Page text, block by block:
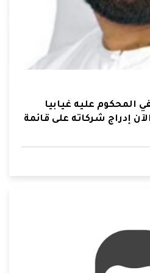
المحكوم عليه غيابيا
إدراج شركاته على قائمة